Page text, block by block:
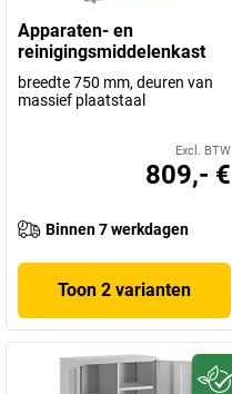
Apparaten- en
reinigingsmiddelenkast
breedte 750 mm, deuren van
massief plaatstaal
Excl. BTW
809,- €
Binnen 7 werkdagen
Toon 2 varianten